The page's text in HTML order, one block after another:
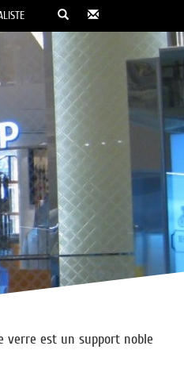
verre est un support noble